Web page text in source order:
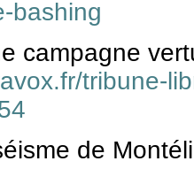
bashing
campagne
tribune-
de